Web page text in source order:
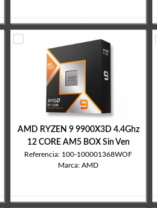
AMD RYZEN 9 9900X3D 4.4Ghz
12 CORE AM5 BOX Sin Ven
Referencia: 100-100001368WOF
Marca: AMD